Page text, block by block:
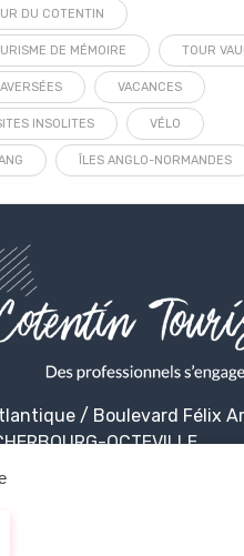
DU COTENTIN
DE MÉMOIRE TOUR
VACANCES
INSOLITES VÉLO
ÎLES ANGLO-NORMANDES
/ Boulevard Félix
OCTEVILLE